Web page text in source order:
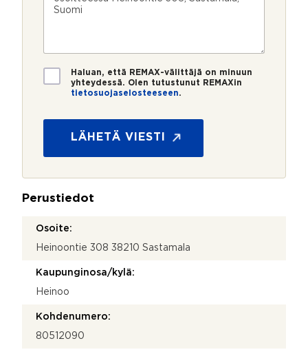
o
*
i
*
t
t
o
i
*
T
i
o
*
Haluan, että REMAX-välittäjä on minuun
yhteydessä. Olen tutustunut REMAXin
tietosuojaselosteeseen.
LÄHETÄ VIESTI
Perustiedot
Osoite:
Heinoontie 308 38210 Sastamala
Kaupunginosa/kylä:
Heinoo
Kohdenumero:
80512090